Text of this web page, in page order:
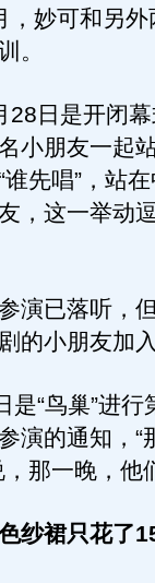
，妙可和另
。
日是开闭幕
小朋友一起
谁先唱”，站
，这一举动
已落听，但
的小朋友加
“鸟巢”进行
演的通知，
那一晚，他
纱裙只花了